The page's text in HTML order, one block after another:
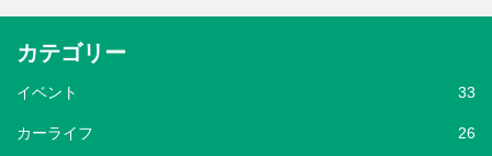
カテゴリー
イベント 33
カーライフ 26